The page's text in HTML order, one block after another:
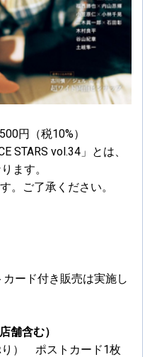
円（税10%）
STARS vol.34」とは、
ます。
。ご了承ください。
ード付き販売は実施し
舗含む）
り） ポストカード1枚